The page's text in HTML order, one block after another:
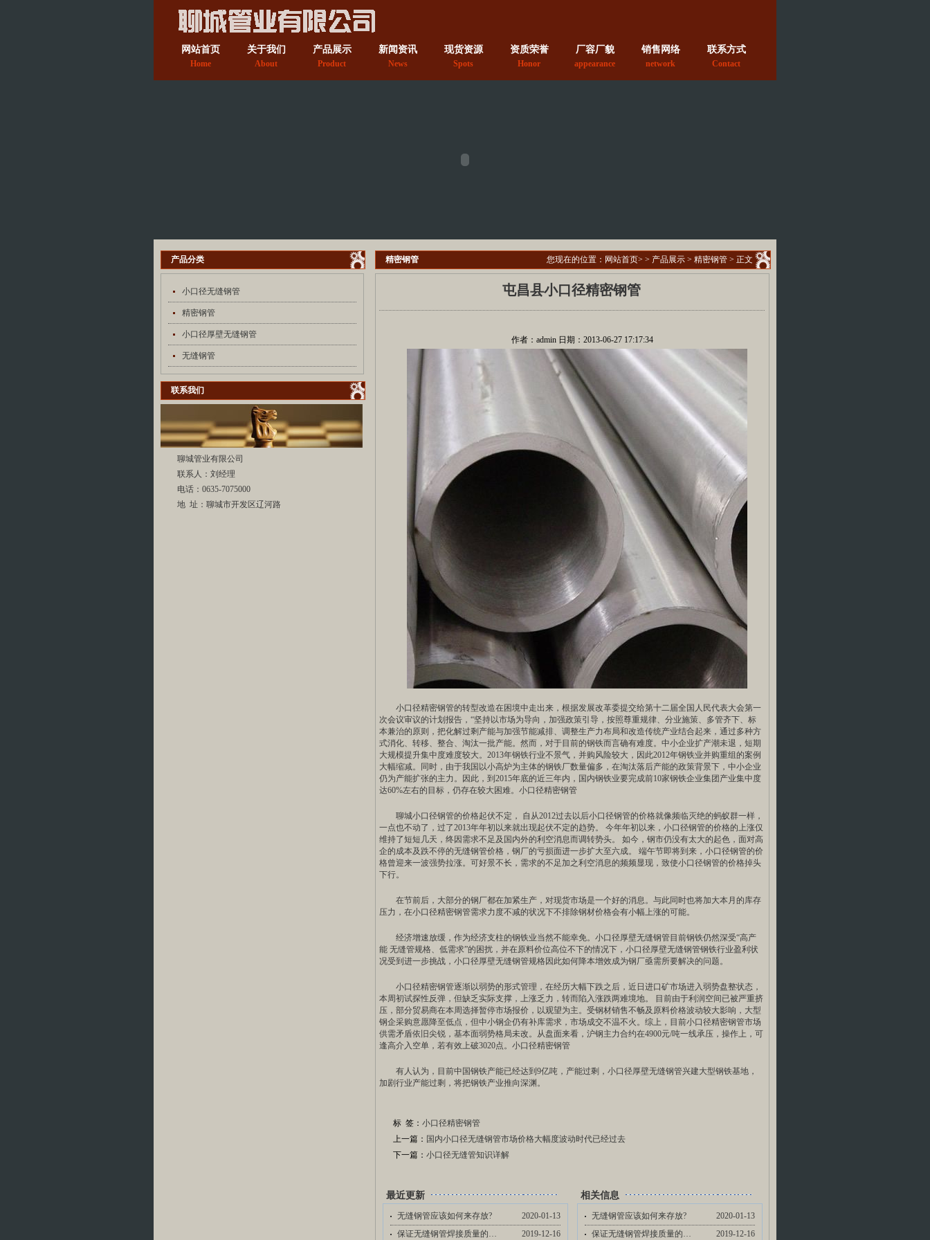
网站首页
Home
关于我们
About
产品展示
Product
新闻资讯
News
现货资源
Spots
资质荣誉
Honor
厂容厂貌
appearance
销售网络
network
联系方式
Contact
产品分类
小口径无缝钢管
精密钢管
小口径厚壁无缝钢管
无缝钢管
联系我们
聊城管业有限公司
联系人：刘经理
电话：0635-7075000
地 址：聊城市开发区辽河路
精密钢管 您现在的位置： 网站首页> > 产品展示 > 精密钢管 > 正文
屯昌县小口径精密钢管
作者：admin 日期：2013-06-27 17:17:34
小口径精密钢管的转型改造在困境中走出来，根据发展改革委提交给第十二届全国人民代表大会第一
次会议审议的计划报告，“坚持以市场为导向，加强政策引导，按照尊重规律、分业施策、多管齐下、标
本兼治的原则，把化解过剩产能与加强节能减排、调整生产力布局和改造传统产业结合起来，通过多种方
式消化、转移、整合、淘汰一批产能。然而，对于目前的钢铁而言确有难度。中小企业扩产潮未退，短期
大规模提升集中度难度较大。2013年钢铁行业不景气，并购风险较大，因此2012年钢铁业并购重组的案例
大幅缩减。同时，由于我国以小高炉为主体的钢铁厂数量偏多，在淘汰落后产能的政策背景下，中小企业
仍为产能扩张的主力。因此，到2015年底的近三年内，国内钢铁业要完成前10家钢铁企业集团产业集中度
达60%左右的目标，仍存在较大困难。小口径精密钢管
聊城小口径钢管的价格起伏不定， 自从2012过去以后小口径钢管的价格就像频临灭绝的蚂蚁群一样，
一点也不动了，过了2013年年初以来就出现起伏不定的趋势。 今年年初以来，小口径钢管的价格的上涨仅
维持了短短几天，终因需求不足及国内外的利空消息而调转势头。 如今，钢市仍没有太大的起色，面对高
企的成本及跌不停的无缝钢管价格，钢厂的亏损面进一步扩大至六成。 端午节即将到来，小口径钢管的价
格曾迎来一波强势拉涨。可好景不长，需求的不足加之利空消息的频频显现，致使小口径钢管的价格掉头
下行。
在节前后，大部分的钢厂都在加紧生产，对现货市场是一个好的消息。与此同时也将加大本月的库存
压力，在小口径精密钢管需求力度不减的状况下不排除钢材价格会有小幅上涨的可能。
经济增速放缓，作为经济支柱的钢铁业当然不能幸免。 小口径厚壁无缝钢管目前钢铁仍然深受“高产
能 无缝管规格、低需求”的困扰，并在原料价位高位不下的情况下，小口径厚壁无缝钢管钢铁行业盈利状
况受到进一步挑战，小口径厚壁无缝钢管规格因此如何降本增效成为钢厂亟需所要解决的问题。
小口径精密钢管逐渐以弱势的形式管理，在经历大幅下跌之后，近日进口矿市场进入弱势盘整状态，
本周初试探性反弹，但缺乏实际支撑，上涨乏力，转而陷入涨跌两难境地。 目前由于利润空间已被严重挤
压，部分贸易商在本周选择暂停市场报价，以观望为主。受钢材销售不畅及原料价格波动较大影响，大型
钢企采购意愿降至低点，但中小钢企仍有补库需求，市场成交不温不火。综上，目前小口径精密钢管市场
供需矛盾依旧尖锐，基本面弱势格局未改。从盘面来看，沪钢主力合约在4900元/吨一线承压，操作上，可
逢高介入空单，若有效上破3020点。小口径精密钢管
有人认为，目前中国钢铁产能已经达到9亿吨，产能过剩，小口径厚壁无缝钢管兴建大型钢铁基地，
加剧行业产能过剩，将把钢铁产业推向深渊。
标 签： 小口径精密钢管
上一篇： 国内小口径无缝钢管市场价格大幅度波动时代已经过去
下一篇： 小口径无缝管知识详解
最近更新
2020-01-13
无缝钢管应该如何来存放?
2019-12-16
保证无缝钢管焊接质量的措施有哪些方面…
相关信息
2020-01-13
无缝钢管应该如何来存放?
2019-12-16
保证无缝钢管焊接质量的措施有哪些方面…